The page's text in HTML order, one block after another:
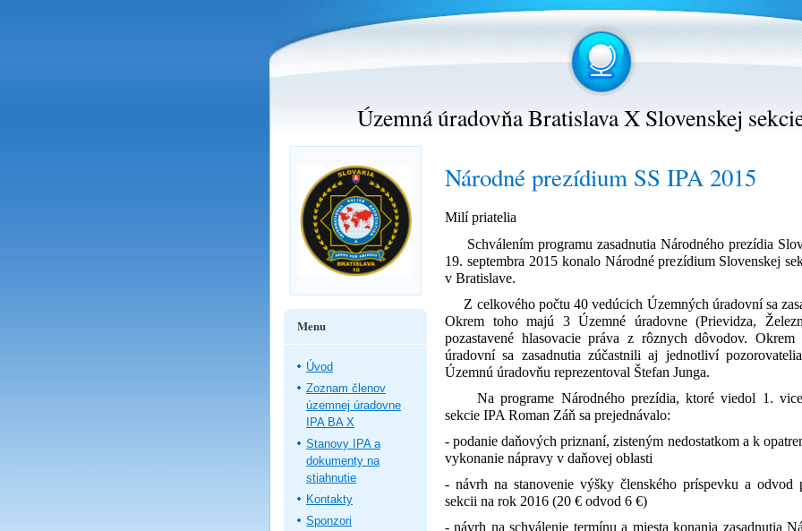
Územná úradovňa Bratislava X Slovenskej
Národné prezídium SS IPA 2015
Milí priatelia
Schválením programu zasadnutia Národného prezídia
19. septembra 2015 konalo Národné prezídium Slovenskej
v Bratislave.
Z celkového počtu 40 vedúcich Územných úradovní sa
Okrem toho majú 3 Územné úradovne (Prievidza,
pozastavené hlasovacie práva z rôznych dôvodov. Okrem
úradovní sa zasadnutia zúčastnili aj jednotliví
Územnú úradovňu reprezentoval Štefan Junga.
Na programe Národného prezídia, ktoré viedol 1.
sekcie IPA Roman Záň sa prejednávalo:
- podanie daňových priznaní, zisteným nedostatkom a k
vykonanie nápravy v daňovej oblasti
- návrh na stanovenie výšky členského príspevku a odvod
sekcii na rok 2016 (20 € odvod 6 €)
- návrh na schválenie termínu a miesta konania zasadnutia
Menu
Úvod
Zoznam členov
územnej úradovne
IPA BA X
Stanovy IPA a
dokumenty na
stiahnutie
Kontakty
Sponzori